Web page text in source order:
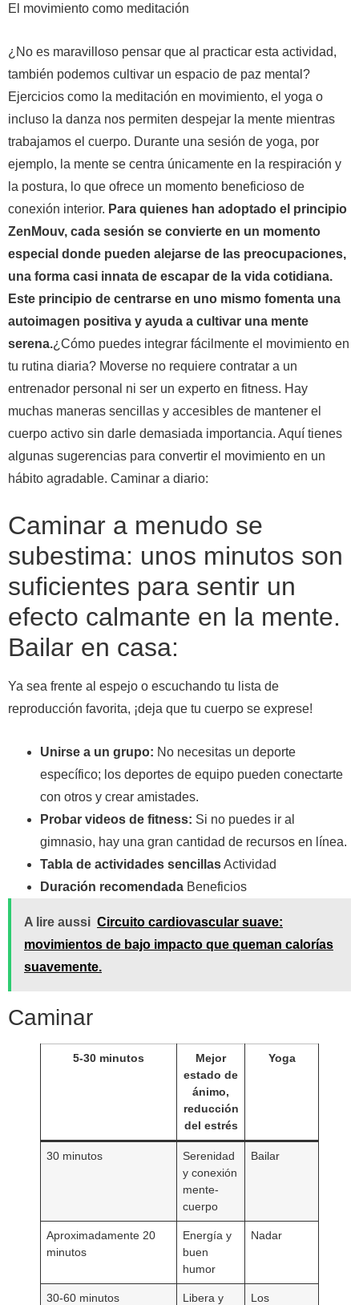
El movimiento como meditación
¿No es maravilloso pensar que al practicar esta actividad,
también podemos cultivar un espacio de paz mental?
Ejercicios como la meditación en movimiento, el yoga o
incluso la danza nos permiten despejar la mente mientras
trabajamos el cuerpo. Durante una sesión de yoga, por
ejemplo, la mente se centra únicamente en la respiración y
la postura, lo que ofrece un momento beneficioso de
conexión interior. Para quienes han adoptado el principio
ZenMouv, cada sesión se convierte en un momento
especial donde pueden alejarse de las preocupaciones,
una forma casi innata de escapar de la vida cotidiana.
Este principio de centrarse en uno mismo fomenta una
autoimagen positiva y ayuda a cultivar una mente
serena.¿Cómo puedes integrar fácilmente el movimiento en
tu rutina diaria? Moverse no requiere contratar a un
entrenador personal ni ser un experto en fitness. Hay
muchas maneras sencillas y accesibles de mantener el
cuerpo activo sin darle demasiada importancia. Aquí tienes
algunas sugerencias para convertir el movimiento en un
hábito agradable. Caminar a diario:
Caminar a menudo se
subestima: unos minutos son
suficientes para sentir un
efecto calmante en la mente.
Bailar en casa:
Ya sea frente al espejo o escuchando tu lista de
reproducción favorita, ¡deja que tu cuerpo se exprese!
Unirse a un grupo: No necesitas un deporte
específico; los deportes de equipo pueden conectarte
con otros y crear amistades.
Probar videos de fitness: Si no puedes ir al
gimnasio, hay una gran cantidad de recursos en línea.
Tabla de actividades sencillasActividad
Duración recomendada Beneficios
A lire aussi Circuito cardiovascular suave:
movimientos de bajo impacto que queman calorías
suavemente.
Caminar
5-30 minutos
Mejor
estado de
ánimo,
reducción
del estrés
Yoga
30 minutos
Serenidad
y conexión
mente-
cuerpo
Bailar
Aproximadamente 20
minutos
Energía y
buen
humor
Nadar
30-60 minutos
Libera y
Los